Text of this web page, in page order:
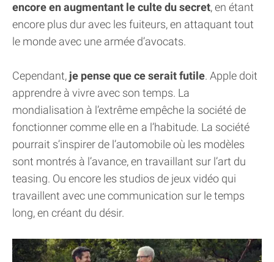
encore en augmentant le culte du secret, en étant
encore plus dur avec les fuiteurs, en attaquant tout
le monde avec une armée d’avocats.
Cependant, je pense que ce serait futile. Apple doit
apprendre à vivre avec son temps. La
mondialisation à l’extrême empêche la société de
fonctionner comme elle en a l’habitude. La société
pourrait s’inspirer de l’automobile où les modèles
sont montrés à l’avance, en travaillant sur l’art du
teasing. Ou encore les studios de jeux vidéo qui
travaillent avec une communication sur le temps
long, en créant du désir.